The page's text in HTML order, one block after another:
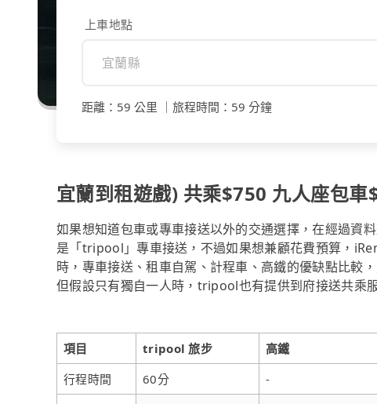
上車地點
距離 ： 59 公里 旅程時間 ： 59 分鐘
宜蘭到租遊戲) 共乘$750 九人座包車
如果想知道包車或專車接送以外的交通選擇，在經過資
是「tripool」專車接送，不過如果想兼顧花費預算，
時，專車接送、租車自駕、計程車、高鐵的優缺點比較
但假設只有獨自一人時，tripool也有提供到府接送共乘
項目 tripool 旅步 高鐵
行程時間
60分 -